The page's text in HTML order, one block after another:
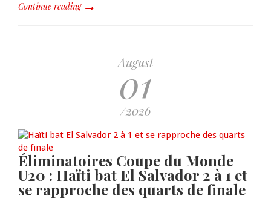
Continue reading
August
01
/2026
Éliminatoires Coupe du Monde
U20 : Haïti bat El Salvador 2 à 1 et
se rapproche des quarts de finale